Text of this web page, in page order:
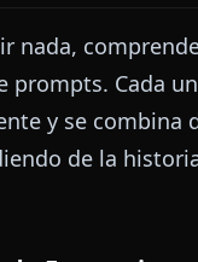
nada,
prompts. Cada
y se combina
de la